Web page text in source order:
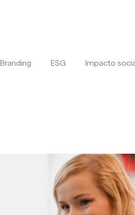
Branding ESG Impacto